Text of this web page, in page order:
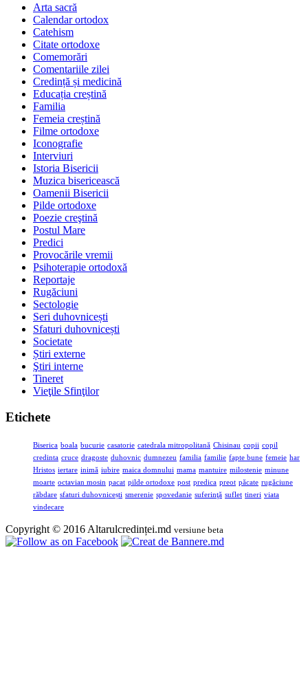
Arta sacră
Calendar ortodox
Catehism
Citate ortodoxe
Comemorări
Comentariile zilei
Credință și medicină
Educația creștină
Familia
Femeia creștină
Filme ortodoxe
Iconografie
Interviuri
Istoria Bisericii
Muzica bisericească
Oamenii Bisericii
Pilde ortodoxe
Poezie creştină
Postul Mare
Predici
Provocările vremii
Psihoterapie ortodoxă
Reportaje
Rugăciuni
Sectologie
Seri duhovnicești
Sfaturi duhovnicești
Societate
Știri externe
Ştiri interne
Tineret
Vieţile Sfinţilor
Etichete
Biserica boala bucurie casatorie catedrala mitropolitană Chisinau copii copil
credinta cruce dragoste duhovnic dumnezeu familia familie fapte bune femeie har
Hristos iertare inimă iubire maica domnului mama mantuire milostenie minune
moarte octavian mosin pacat pilde ortodoxe post predica preot păcate rugăciune
răbdare sfaturi duhovnicești smerenie spovedanie suferinţă suflet tineri viata
vindecare
Copyright © 2016 Altarulcredinței.md versiune beta